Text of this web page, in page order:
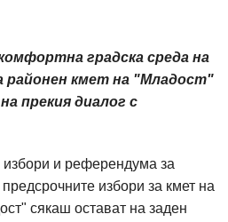
градска среда на
районен кмет на "Младост"
прекия диалог с
избори и референдума за
избори за кмет на
сякаш остават на заден